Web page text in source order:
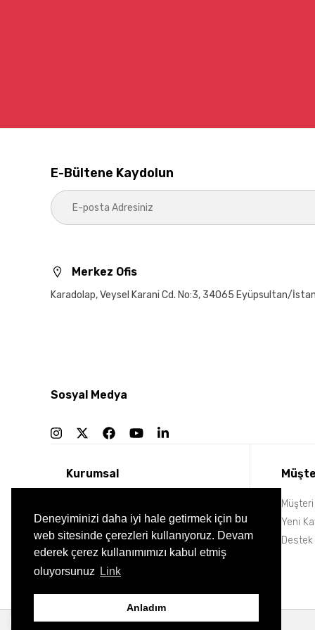
Deneyiminizi daha iyi hale getirmek için bu
web sitesinde çerezleri kullanıyoruz. Devam
ederek çerez kullanımımızı kabul etmiş
oluyorsunuz
Link
Anladım
E-Bültene Kaydolun
Merkez Ofis
Karadolap, Veysel Karani Cd. No:3, 34065 Eyüpsultan/
Sosyal Medya
Kurumsal
Müşteri Yorumları
Sık Sorulan Sorular
Referanslar
Yeni
Destek